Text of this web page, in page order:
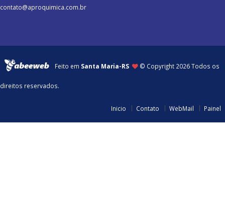
contato@aproquimica.com.br
Feito em Santa Maria-RS © Copyright 2026 Todos os
direitos reservados.
Inicio Contato WebMail Painel